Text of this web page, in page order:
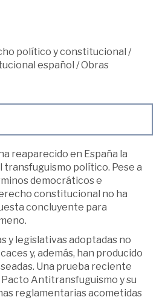
político y constitucional /
español /Obras
reaparecido en España la
político. Pese a
democráticos e
constitucional no ha
concluyente para
y legislativas adoptadas no
y, además, han producido
Una prueba reciente
Pacto Antitransfuguismo y su
reglamentarias acometidas